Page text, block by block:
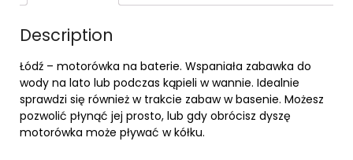
Description
Łódź – motorówka na baterie. Wspaniała zabawka do
wody na lato lub podczas kąpieli w wannie. Idealnie
sprawdzi się również w trakcie zabaw w basenie. Możesz
pozwolić płynąć jej prosto, lub gdy obrócisz dyszę
motorówka może pływać w kółku.